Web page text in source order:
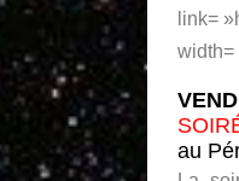
link=
width=
au